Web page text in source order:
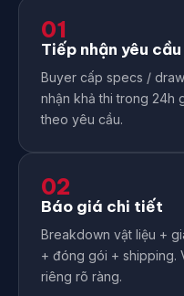
01
Tiếp nhận yêu cầu
Buyer cấp specs /
nhận khả thi trong 24h
theo yêu cầu.
02
Báo giá chi tiết
Breakdown vật liệu +
+ đóng gói + shipping.
riêng rõ ràng.